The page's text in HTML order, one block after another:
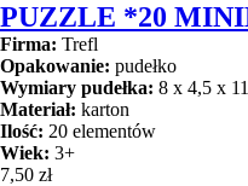
PUZZLE *20
Firma: Trefl
Opakowanie: pudełko
Wymiary pudełka: 8 x 4,5 x
Materiał: karton
Ilość: 20 elementów
Wiek: 3+
7,50 zł